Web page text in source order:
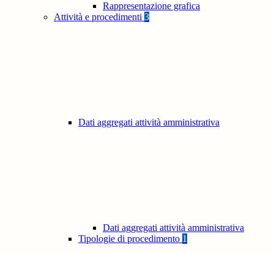
Rappresentazione grafica
Attività e procedimenti 3
Dati aggregati attività amministrativa
Dati aggregati attività amministrativa
Tipologie di procedimento 1